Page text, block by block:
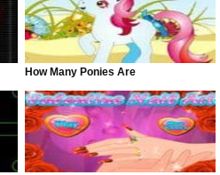
How Many Ponies Are